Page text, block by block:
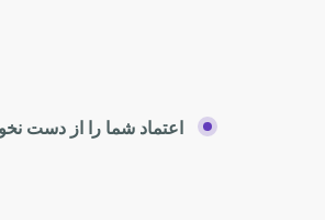
اعتماد شما را از دست